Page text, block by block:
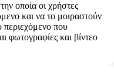
οποία οι χρήστες
και να το μοιραστούν
περιεχόμενο που
φωτογραφίες και βίντεο